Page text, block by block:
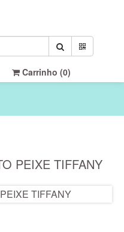
Carrinho (0)
PEIXE TIFFANY